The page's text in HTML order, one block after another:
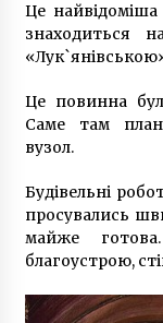
У
Це
знаходиться
Це повинна
Саме там
вузол.
Будівельні
просувались
майже
благоустрою,